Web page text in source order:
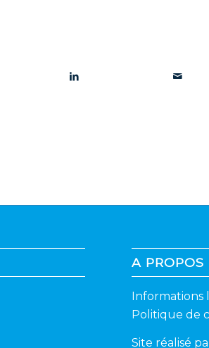
A PROPOS
Informations
Politique de
Site réalisé